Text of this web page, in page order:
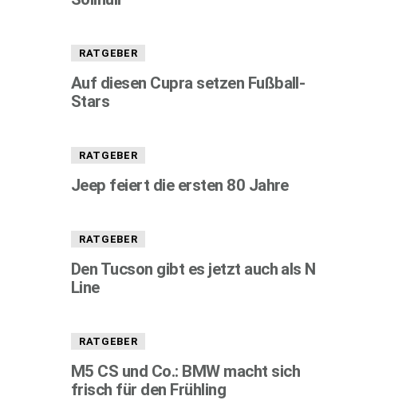
RATGEBER
Auf diesen Cupra setzen Fußball-
Stars
RATGEBER
Jeep feiert die ersten 80 Jahre
RATGEBER
Den Tucson gibt es jetzt auch als N
Line
RATGEBER
M5 CS und Co.: BMW macht sich
frisch für den Frühling